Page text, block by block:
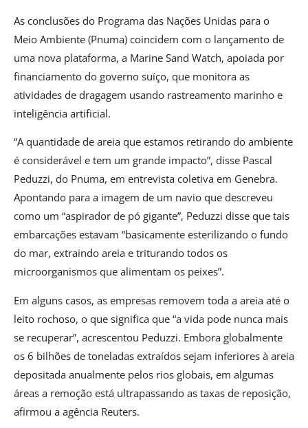
As conclusões do Programa das Nações Unidas para o
Meio Ambiente (Pnuma) coincidem com o lançamento de
uma nova plataforma, a Marine Sand Watch, apoiada por
financiamento do governo suíço, que monitora as
atividades de dragagem usando rastreamento marinho e
inteligência artificial.
“A quantidade de areia que estamos retirando do ambiente
é considerável e tem um grande impacto”, disse Pascal
Peduzzi, do Pnuma, em entrevista coletiva em Genebra.
Apontando para a imagem de um navio que descreveu
como um “aspirador de pó gigante”, Peduzzi disse que tais
embarcações estavam “basicamente esterilizando o fundo
do mar, extraindo areia e triturando todos os
microorganismos que alimentam os peixes”.
Em alguns casos, as empresas removem toda a areia até o
leito rochoso, o que significa que “a vida pode nunca mais
se recuperar”, acrescentou Peduzzi. Embora globalmente
os 6 bilhões de toneladas extraídos sejam inferiores à areia
depositada anualmente pelos rios globais, em algumas
áreas a remoção está ultrapassando as taxas de reposição,
afirmou a agência Reuters.